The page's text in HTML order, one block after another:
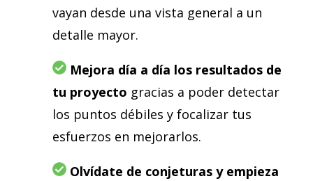
vayan desde una vista general a un
detalle mayor.
Mejora día a día los resultados de
tu proyecto gracias a poder detectar
los puntos débiles y focalizar tus
esfuerzos en mejorarlos.
Olvídate de conjeturas y empieza